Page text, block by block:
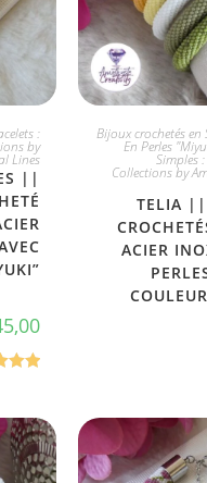
:
by
Lines
||
CHOIX
Bijoux crochetés en
En Perles
Simples
Collections by
TELIA ||
ACIER